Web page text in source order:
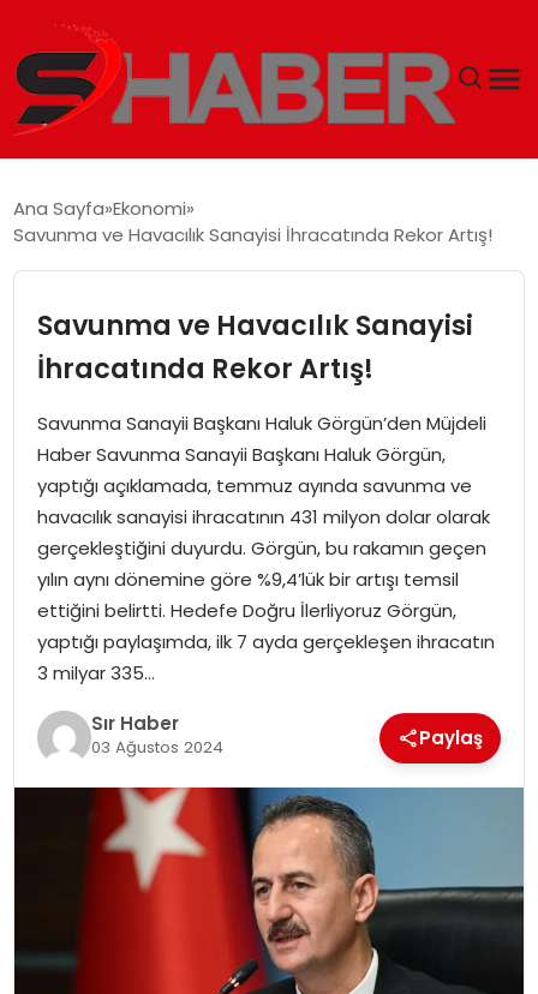
TEKNOLOJI
SPOR
EKONOMI
SIYASET
EĞITIM
YAŞAM
Ana Sayfa Ekonomi
Savunma ve Havacılık Sanayisi İhracatında Rekor Artış!
Savunma ve Havacılık Sanayisi
İhracatında Rekor Artış!
Savunma Sanayii Başkanı Haluk Görgün’den Müjdeli
Haber Savunma Sanayii Başkanı Haluk Görgün,
yaptığı açıklamada, temmuz ayında savunma ve
havacılık sanayisi ihracatının 431 milyon dolar olarak
gerçekleştiğini duyurdu. Görgün, bu rakamın geçen
yılın aynı dönemine göre %9,4’lük bir artışı temsil
ettiğini belirtti. Hedefe Doğru İlerliyoruz Görgün,
yaptığı paylaşımda, ilk 7 ayda gerçekleşen ihracatın
3 milyar 335…
Sır Haber
03 Ağustos 2024 Paylaş